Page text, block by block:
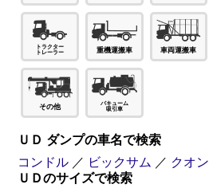
重機運搬車 車両運搬車
その他
ＵＤ ダンプの車名で検索
コンドル ／ ビックサム ／ クオン
ＵＤのサイズで検索